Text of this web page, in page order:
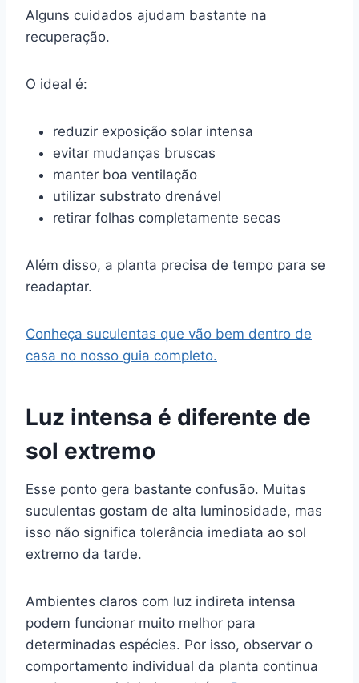
Alguns cuidados ajudam bastante na
recuperação.
O ideal é:
reduzir exposição solar intensa
evitar mudanças bruscas
manter boa ventilação
utilizar substrato drenável
retirar folhas completamente secas
Além disso, a planta precisa de tempo para se
readaptar.
Conheça suculentas que vão bem dentro de
casa no nosso guia completo.
Luz intensa é diferente de
sol extremo
Esse ponto gera bastante confusão. Muitas
suculentas gostam de alta luminosidade, mas
isso não significa tolerância imediata ao sol
extremo da tarde.
Ambientes claros com luz indireta intensa
podem funcionar muito melhor para
determinadas espécies. Por isso, observar o
comportamento individual da planta continua